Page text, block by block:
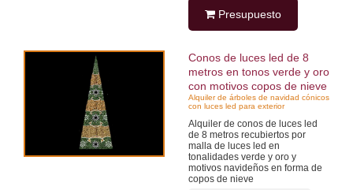
Presupuesto
Conos de luces led de 8
metros en tonos verde y oro
con motivos copos de nieve
Alquiler de árboles de navidad cónicos
con luces led para exterior
Alquiler de conos de luces led
de 8 metros recubiertos por
malla de luces led en
tonalidades verde y oro y
motivos navideños en forma de
copos de nieve